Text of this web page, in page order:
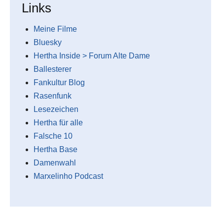
Links
Meine Filme
Bluesky
Hertha Inside > Forum Alte Dame
Ballesterer
Fankultur Blog
Rasenfunk
Lesezeichen
Hertha für alle
Falsche 10
Hertha Base
Damenwahl
Marxelinho Podcast